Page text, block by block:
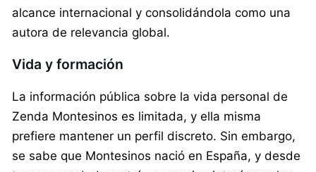
alcance internacional y consolidándola como una
autora de relevancia global.
Vida y formación
La información pública sobre la vida personal de
Zenda Montesinos es limitada, y ella misma
prefiere mantener un perfil discreto. Sin embargo,
se sabe que Montesinos nació en España, y desde